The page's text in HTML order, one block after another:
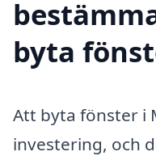
byta
Att byta fönster i
investering, och